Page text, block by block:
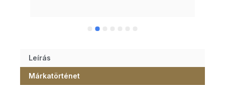
Leírás
Márkatörténet